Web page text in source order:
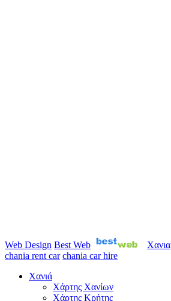
Web Design Best Web Χανια
chania rent car chania car hire
Χανιά
Χάρτης Χανίων
Χάρτης Κρήτης